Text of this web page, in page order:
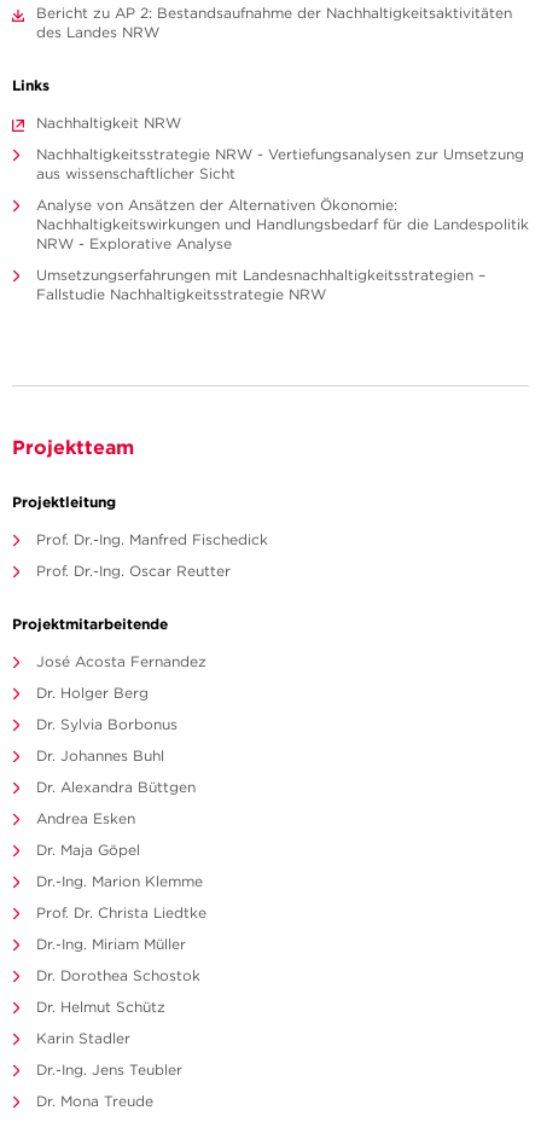
Bericht zu AP 2: Bestandsaufnahme der Nachhaltigkeitsaktivitäten
des Landes NRW
Links
Nachhaltigkeit NRW
Nachhaltigkeitsstrategie NRW - Vertiefungsanalysen zur Umsetzung
aus wissenschaftlicher Sicht
Analyse von Ansätzen der Alternativen Ökonomie:
Nachhaltigkeitswirkungen und Handlungsbedarf für die Landespolitik
NRW - Explorative Analyse
Umsetzungserfahrungen mit Landesnachhaltigkeitsstrategien –
Fallstudie Nachhaltigkeitsstrategie NRW
Projektteam
Projektleitung
Prof. Dr.-Ing. Manfred Fischedick
Prof. Dr.-Ing. Oscar Reutter
Projektmitarbeitende
José Acosta Fernandez
Dr. Holger Berg
Dr. Sylvia Borbonus
Dr. Johannes Buhl
Dr. Alexandra Büttgen
Andrea Esken
Dr. Maja Göpel
Dr.-Ing. Marion Klemme
Prof. Dr. Christa Liedtke
Dr.-Ing. Miriam Müller
Dr. Dorothea Schostok
Dr. Helmut Schütz
Karin Stadler
Dr.-Ing. Jens Teubler
Dr. Mona Treude